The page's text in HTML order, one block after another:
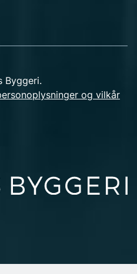
Byggeri.
og vilkår